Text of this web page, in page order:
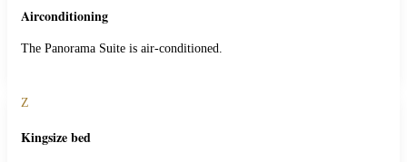
Airconditioning
The Panorama Suite is air-conditioned.
Z
Kingsize bed